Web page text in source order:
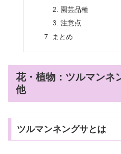
園芸品種
注意点
まとめ
花・植物：ツルマンネ
他
ツルマンネングサとは